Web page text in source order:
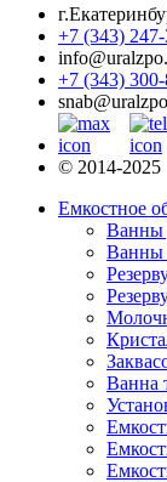
+7 (343) 247-
+7 (343)
© 2014-2025
Емкостное
Ванны
Ванны
Ванна